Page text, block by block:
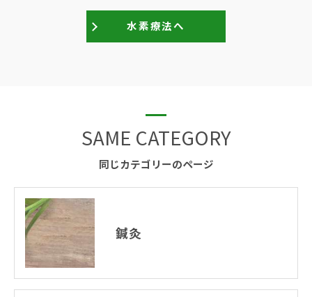
水素療法へ
同じカテゴリーのページ
SAME CATEGORY
鍼灸